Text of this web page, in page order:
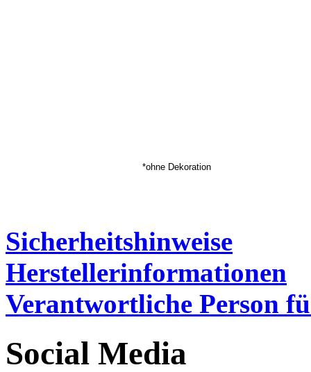
*ohne Dekoration
Sicherheitshinweise
Herstellerinformationen
Verantwortliche Person
Social Media